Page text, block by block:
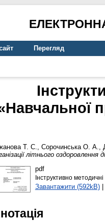
Перегляд
Т. С., Сорочинська О. А.,
літнього оздоровлення
pdf
Інструктивно
Завантажити (592kB)|